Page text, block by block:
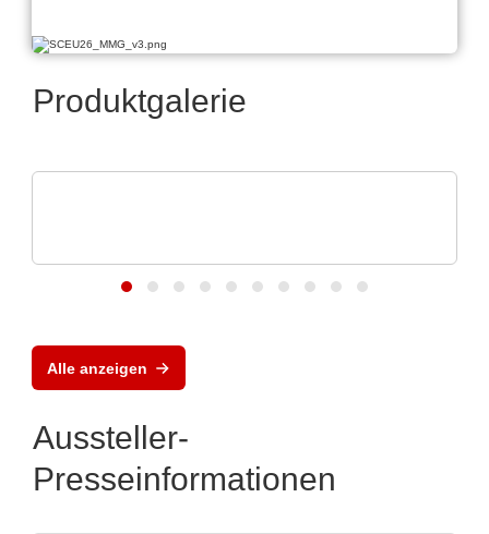
Produktgalerie
Alle anzeigen
Aussteller-
Presseinformationen